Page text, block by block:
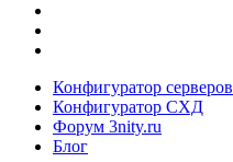
Конфигуратор серверов
Конфигуратор СХД
Форум 3nity.ru
Блог